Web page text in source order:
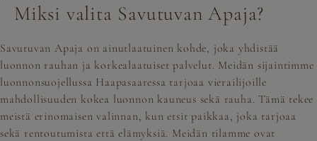
Miksi valita Savutuvan Apaja?
Savutuvan Apaja on ainutlaatuinen kohde, joka yhdistää
luonnon rauhan ja korkealaatuiset palvelut. Meidän sijaintimme
luonnonsuojellussa Haapasaaressa tarjoaa vierailijoille
mahdollisuuden kokea luonnon kauneus sekä rauha. Tämä tekee
meistä erinomaisen valinnan, kun etsit paikkaa, joka tarjoaa
sekä rentoutumista että elämyksiä. Meidän tilamme ovat